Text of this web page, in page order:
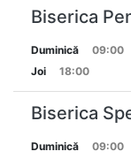
Biserica
Duminică 09:00
Joi
18:00
Biserica
Duminică 09:00